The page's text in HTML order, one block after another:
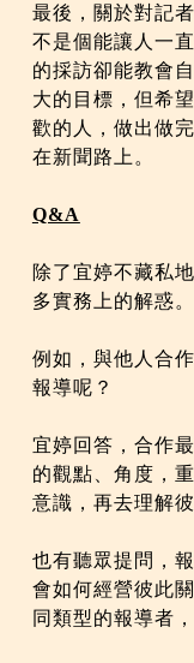
最後，關於對記
不是個能讓人一
的採訪卻能教會
大的目標，但希
歡的人，做出做
在新聞路上。
Q&A
除了宜婷不藏私
多實務上的解惑。
例如，與他人合
報導呢？
宜婷回答，合作
的觀點、角度，
意識，再去理解
也有聽眾提問，
會如何經營彼此
同類型的報導者